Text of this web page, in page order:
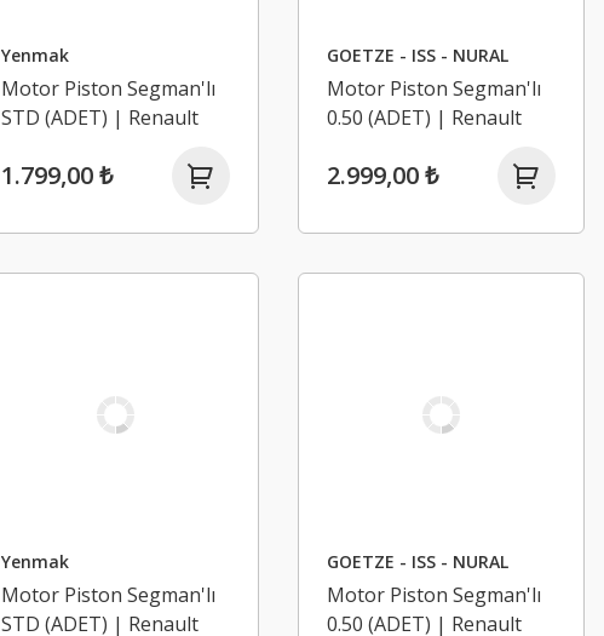
Yenmak
Motor Piston Segman'lı
STD (ADET) | Renault
Latitude, Laguna 3 2.0
1.799,00 ₺
GOETZE - ISS - NURAL
Motor Piston Segman'lı
0.50 (ADET) | Renault
Latitude, Laguna 3 2.0
2.999,00 ₺
Yenmak
Motor Piston Segman'lı
STD (ADET) | Renault
GOETZE - ISS - NURAL
Motor Piston Segman'lı
0.50 (ADET) | Renault